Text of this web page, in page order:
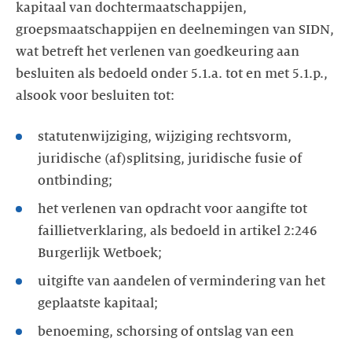
kapitaal van dochtermaatschappijen,
groepsmaatschappijen en deelnemingen van SIDN,
wat betreft het verlenen van goedkeuring aan
besluiten als bedoeld onder 5.1.a. tot en met 5.1.p.,
alsook voor besluiten tot:
statutenwijziging, wijziging rechtsvorm,
juridische (af)splitsing, juridische fusie of
ontbinding;
het verlenen van opdracht voor aangifte tot
faillietverklaring, als bedoeld in artikel 2:246
Burgerlijk Wetboek;
uitgifte van aandelen of vermindering van het
geplaatste kapitaal;
benoeming, schorsing of ontslag van een